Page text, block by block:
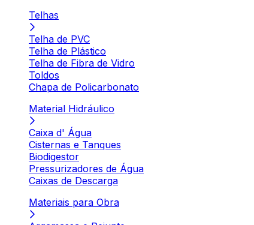
Telhas
Telha de PVC
Telha de Plástico
Telha de Fibra de Vidro
Toldos
Chapa de Policarbonato
Material Hidráulico
Caixa d' Água
Cisternas e Tanques
Biodigestor
Pressurizadores de Água
Caixas de Descarga
Materiais para Obra